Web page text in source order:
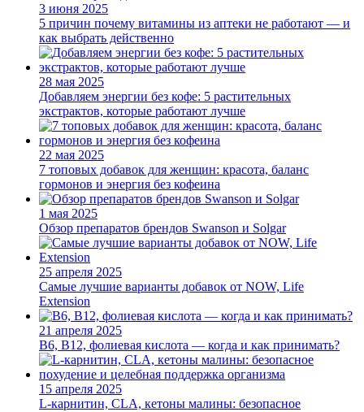
3 июня 2025
5 причин почему витамины из аптеки не работают — и
как выбрать действенно
28 мая 2025
Добавляем энергии без кофе: 5 растительных
экстрактов, которые работают лучше
22 мая 2025
7 топовых добавок для женщин: красота, баланс
гормонов и энергия без кофеина
1 мая 2025
Обзор препаратов брендов Swanson и Solgar
25 апреля 2025
Самые лучшие варианты добавок от NOW, Life
Extension
21 апреля 2025
B6, B12, фолиевая кислота — когда и как принимать?
15 апреля 2025
L-карнитин, CLA, кетоны малины: безопасное